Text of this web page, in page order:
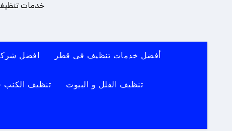
خدمات تنظيف
أفضل خدمات تنظيف فى قطر افضل
تنظيف الفلل و البيوت تنظيف الكنب